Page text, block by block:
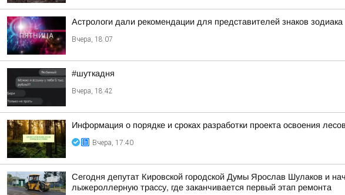
Астрологи дали рекомендации для представителей знаков зодиака
Вчера, 18:07
#шуткадня
Вчера, 18:42
Информация о порядке и сроках разработки проекта освоения лесов
Вчера, 17:40
Сегодня депутат Кировской городской Думы Ярослав Шулаков и
лыжероллерную трассу, где заканчивается первый этап ремонта